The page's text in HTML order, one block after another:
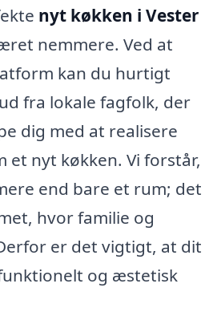
nyt køkken i Vester
nemmere. Ved at
kan du hurtigt
fra lokale fagfolk, der
dig med at realisere
et nyt køkken. Vi forstår,
end bare et rum; det
hvor familie og
er det vigtigt, at dit
og æstetisk